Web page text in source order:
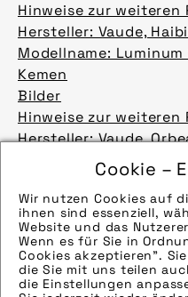
Cookie –
Wir nutzen Cookies auf
ihnen sind essenziell,
Website und das
Wenn es für Sie in
Cookies akzeptieren".
die Sie mit uns teilen
die Einstellungen
Hinweise zur weiteren
Hersteller: Vaude,
Modellname:
Kemen
Bilder
Hinweise zur weiteren
Hersteller: Vaude,
Modellname: Luminum
Hinweise zur weiteren
Hersteller: Vaude,
Modellname:
Bilder
Hinweise zur weiteren
mehr